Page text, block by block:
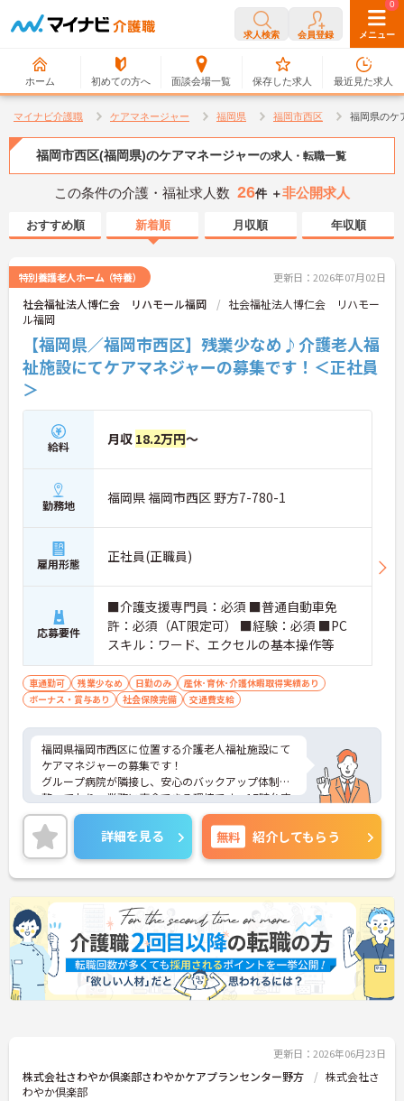
求人検索 会員登録 メニュー
ホーム 初めての方へ 面談会場一覧
0
保存した求人
0
最近見た求人
マイナビ介護職 ケアマネージャー 福岡県 福岡市西区 福岡県のケ
福岡市西区(福岡県)のケアマネージャーの求人・転職一覧
この条件の介護・福祉求人数 26件 ＋非公開求人
おすすめ順 新着順 月収順 年収順
特別養護老人ホーム（特養） 更新日：2026年07月02日
社会福祉法人博仁会 リハモール福岡
社会福祉法人博仁会 リハモー
ル福岡
【福岡県／福岡市西区】残業少なめ♪介護老人福
祉施設にてケアマネジャーの募集です！＜正社員
＞
給料 月収 18.2万円～
勤務地 福岡県 福岡市西区 野方7-780-1
雇用形態 正社員(正職員)
応募要件
■介護支援専門員：必須 ■普通自動車免
許：必須（AT限定可） ■経験：必須 ■PC
スキル：ワード、エクセルの基本操作等
車通勤可 残業少なめ 日勤のみ
産休･育休･介護休暇取得実績あり
ボーナス・賞与あり
社会保険完備 交通費支給
福岡県福岡市西区に位置する介護老人福祉施設にて
ケアマネジャーの募集です！
グループ病院が隣接し、安心のバックアップ体制も
整っており、業務に専念できる環境です。17時台定
時、残業は少なく、プライベートとの両立もしやす
いです。ご興味のある方には、面接対策ポイントな
ど、さらに詳細をお話しいたしますのでお気軽にご
相談ください！
詳細を見る 無料 紹介してもらう
更新日：2026年06月23日
株式会社さわやか倶楽部さわやかケアプランセンター野方
株式会社さ
わやか倶楽部